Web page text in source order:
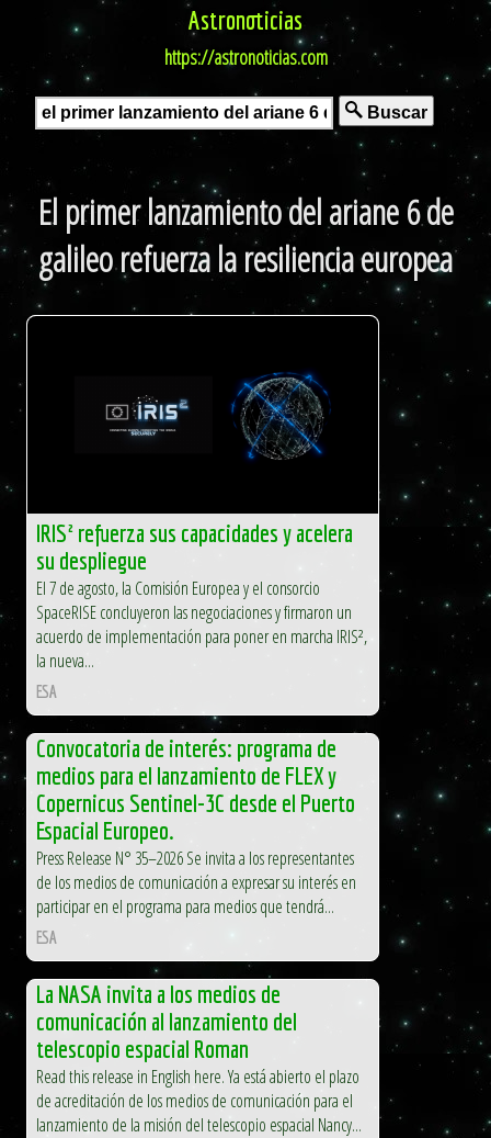
Astronoticias
https://astronoticias.com
Buscar
El primer lanzamiento del ariane 6 de
galileo refuerza la resiliencia europea
IRIS² refuerza sus capacidades y acelera
su despliegue
El 7 de agosto, la Comisión Europea y el consorcio
SpaceRISE concluyeron las negociaciones y firmaron un
acuerdo de implementación para poner en marcha IRIS²,
la nueva...
ESA
Convocatoria de interés: programa de
medios para el lanzamiento de FLEX y
Copernicus Sentinel-3C desde el Puerto
Espacial Europeo.
Press Release N° 35–2026 Se invita a los representantes
de los medios de comunicación a expresar su interés en
participar en el programa para medios que tendrá...
ESA
La NASA invita a los medios de
comunicación al lanzamiento del
telescopio espacial Roman
Read this release in English here. Ya está abierto el plazo
de acreditación de los medios de comunicación para el
lanzamiento de la misión del telescopio espacial Nancy...